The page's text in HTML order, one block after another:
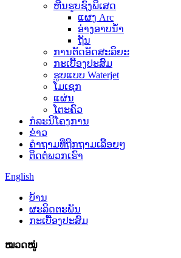
ຫີນຮູບຊົງພິເສດ
ແຜງ Arc
ອ່າງອາບນ້ຳ
ຖັນ
ການຕັດອັດສະລິຍະ
ກະເບື້ອງປະສົມ
ຮູບແບບ Waterjet
ໂມເຊກ
ແຜ່ນ
ໂຕະຄົວ
ກໍລະນີໂຄງການ
ຂ່າວ
ຄຳຖາມທີ່ຖືກຖາມເລື້ອຍໆ
ຕິດຕໍ່ພວກເຮົາ
English
ບ້ານ
ຜະລິດຕະພັນ
ກະເບື້ອງປະສົມ
ໝວດໝູ່